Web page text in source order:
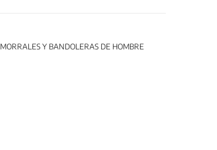
MORRALES Y BANDOLERAS DE HOMBRE